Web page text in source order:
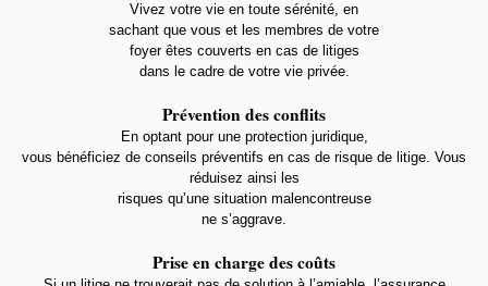
Vivez votre vie en toute sérénité, en
sachant que vous et les membres de votre
foyer êtes couverts en cas de litiges
dans le cadre de votre vie privée.
Prévention des conflits
En optant pour une protection juridique,
vous bénéficiez de conseils préventifs en cas de risque de litige. Vous
réduisez ainsi les
risques qu’une situation malencontreuse
ne s’aggrave.
Prise en charge des coûts